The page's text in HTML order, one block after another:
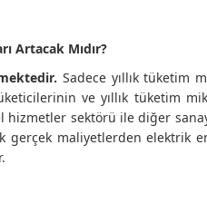
Artacak Mıdır?
Sadece yıllık tüketim
ve yıllık tüketim
hizmetler sektörü ile diğer
gerçek maliyetlerden elektrik